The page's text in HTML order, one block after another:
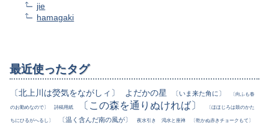
jie
hamagaki
最近使ったタグ
〔北上川は熒気をながしィ〕 よだかの星 〔いま来た角に〕 〔向ふも春
のお勤めなので〕 詩稿用紙 〔この森を通りぬければ〕 〔ほほじろは鼓のかた
ちにひるがへるし〕 〔温く含んだ南の風が〕 夜水引き 渇水と座禅 〔乾かぬ赤きチョークもて〕